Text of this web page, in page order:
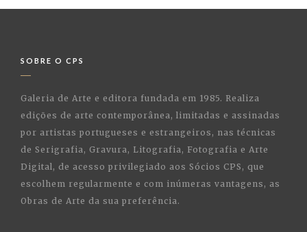
SOBRE O CPS
Galeria de Arte e editora fundada em 1985. Realiza
edições de arte contemporânea, limitadas e assinadas
por artistas portugueses e estrangeiros, nas técnicas
de Serigrafia, Gravura, Litografia, Fotografia e Arte
Digital, de acesso privilegiado aos Sócios CPS, que
escolhem regularmente e com inúmeras vantagens, as
Obras de Arte da sua preferência.